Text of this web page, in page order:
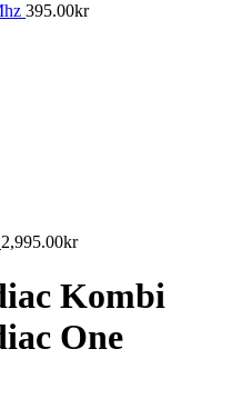
395.00kr
2,995.00kr
Kombi
One